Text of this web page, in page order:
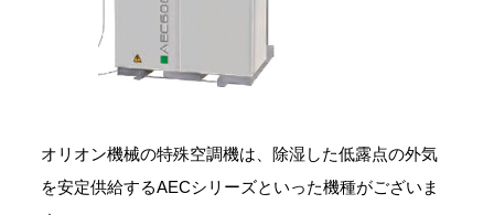
オリオン機械の特殊空調機は、除湿した低露点の外気
を安定供給するAECシリーズといった機種がございま